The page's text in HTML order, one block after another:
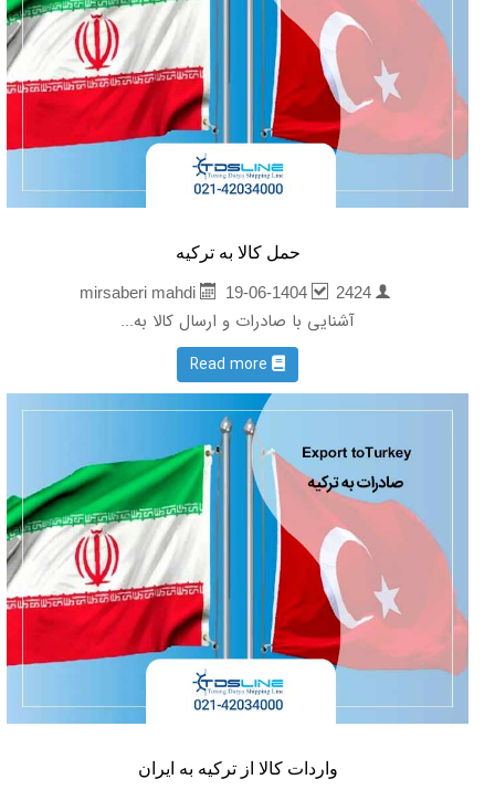
حمل کالا به ترکیه
mirsaberi mahdi
19-06-1404 2424
آشنایی با صادرات و ارسال کالا به...
Read more
واردات کالا از ترکیه به ایران